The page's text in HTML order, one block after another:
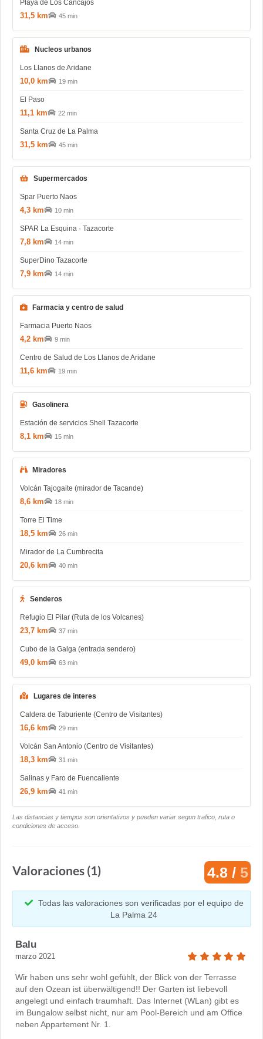
Playa de Los Cancajos
31,5 km 45 min
Nucleos urbanos
Los Llanos de Aridane
10,0 km 19 min
El Paso
11,1 km 22 min
Santa Cruz de La Palma
31,5 km 45 min
Supermercados
Spar Puerto Naos
4,3 km 10 min
SPAR La Esquina · Tazacorte
7,8 km 14 min
SuperDino Tazacorte
7,9 km 14 min
Farmacia y centro de salud
Farmacia Puerto Naos
4,2 km 9 min
Centro de Salud de Los Llanos de Aridane
11,6 km 19 min
Gasolinera
Estación de servicios Shell Tazacorte
8,1 km 15 min
Miradores
Volcán Tajogaite (mirador de Tacande)
8,6 km 18 min
Torre El Time
18,5 km 26 min
Mirador de La Cumbrecita
20,6 km 40 min
Senderos
Refugio El Pilar (Ruta de los Volcanes)
23,7 km 37 min
Cubo de la Galga (entrada sendero)
49,0 km 63 min
Lugares de interes
Caldera de Taburiente (Centro de Visitantes)
16,6 km 29 min
Volcán San Antonio (Centro de Visitantes)
18,3 km 31 min
Salinas y Faro de Fuencaliente
26,9 km 41 min
Las distancias y tiempos son orientativos y pueden variar segun trafico, ruta o
condiciones de acceso.
Valoraciones (1) 4.8 / 5
Todas las valoraciones son verificadas por el equipo de
La Palma 24
Balu
marzo 2021
Wir haben uns sehr wohl gefühlt, der Blick von der Terrasse
auf den Ozean ist überwältigend!! Der Garten ist liebevoll
angelegt und einfach traumhaft. Das Internet (WLan) gibt es
im Bungalow selbst nicht, nur am Pool-Bereich und am Office
neben Appartement Nr. 1.